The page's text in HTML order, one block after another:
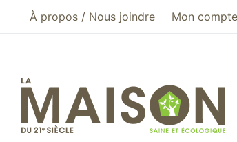
Aller au menu principal
Aller au contenu principal
À propos / Nous joindre Mon compte